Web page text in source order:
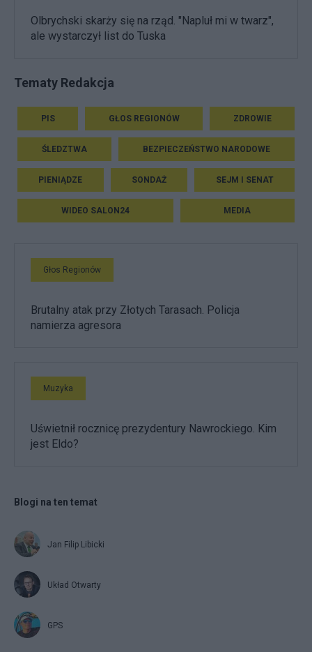
Olbrychski skarży się na rząd. "Napluł mi w twarz",
ale wystarczył list do Tuska
Tematy Redakcja
PIS GŁOS REGIONÓW ZDROWIE
ŚLEDZTWA BEZPIECZEŃSTWO NARODOWE
PIENIĄDZE SONDAŻ SEJM I SENAT
WIDEO SALON24 MEDIA
Głos Regionów
Brutalny atak przy Złotych Tarasach. Policja
namierza agresora
Muzyka
Uświetnił rocznicę prezydentury Nawrockiego. Kim
jest Eldo?
Blogi na ten temat
Jan Filip Libicki
Układ Otwarty
GPS